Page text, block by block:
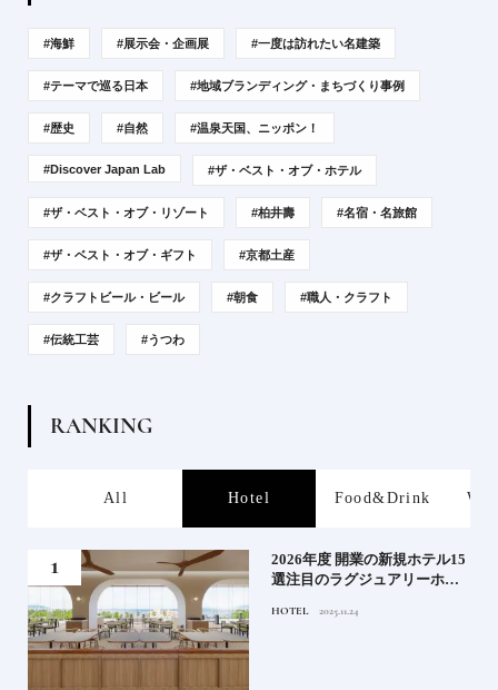
#海鮮 #展示会・企画展 #一度は訪れたい名建築
#テーマで巡る日本 #地域ブランディング・まちづくり事例
#歴史 #自然 #温泉天国、ニッポン！
#Discover Japan Lab #ザ・ベスト・オブ・ホテル
#ザ・ベスト・オブ・リゾート #柏井壽 #名宿・名旅館
#ザ・ベスト・オブ・ギフト #京都土産
#クラフトビール・ビール #朝食 #職人・クラフト
#伝統工芸 #うつわ
RANKING
All Hotel Food&Drink
2026年度 開業の新規ホテル15
選注目のラグジュアリーホテ
ィホテルまでご紹介【前編】
HOTEL 2025.11.24